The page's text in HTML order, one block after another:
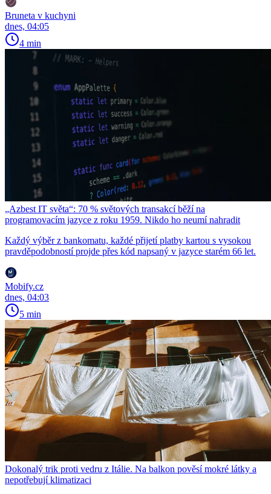
Bruneta v kuchyni
dnes, 04:05
4 min
„Azbest IT světa“: 70 % světových transakcí běží na
programovacím jazyce z roku 1959. Nikdo ho neumí nahradit
Každý výběr z bankomatu, každé přijetí platby kartou s vysokou
pravděpodobností projde přes kód napsaný v jazyce starém 66 let.
Mobify.cz
dnes, 04:03
5 min
Dokonalý trik proti vedru z Itálie. Na balkon pověsí mokré látky a
nepotřebují klimatizaci